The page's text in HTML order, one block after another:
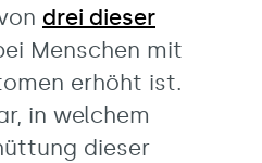
drei dieser
Menschen mit
erhöht ist.
in welchem
dieser